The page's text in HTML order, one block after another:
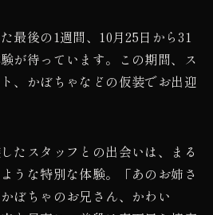
最後の1週間、10月25日から31
が待っています。この期間、ス
、かぼちゃなどの仮装でお出迎
たスタッフとの出会いは、まる
うな特別な体験。「あのお姉さ
ぼちゃのお兄さん、かわい